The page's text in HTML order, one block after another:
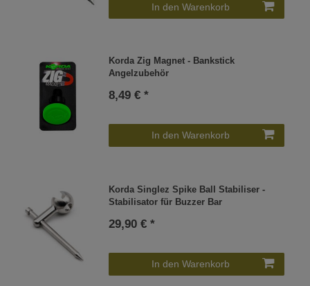
In den Warenkorb
Korda Zig Magnet - Bankstick
Angelzubehör
8,49 € *
In den Warenkorb
Korda Singlez Spike Ball Stabiliser -
Stabilisator für Buzzer Bar
29,90 € *
In den Warenkorb